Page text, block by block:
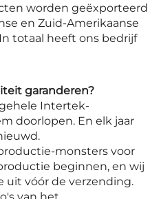
worden geëxporteerd
en Zuid-Amerikaanse
totaal heeft ons bedrijf
garanderen?
Intertek-
doorlopen. En elk jaar
monsters voor
beginnen, en wij
uit vóór de verzending.
van het